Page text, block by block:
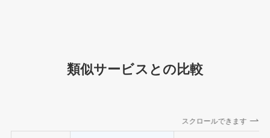
類似サービスとの比較
スクロールできます